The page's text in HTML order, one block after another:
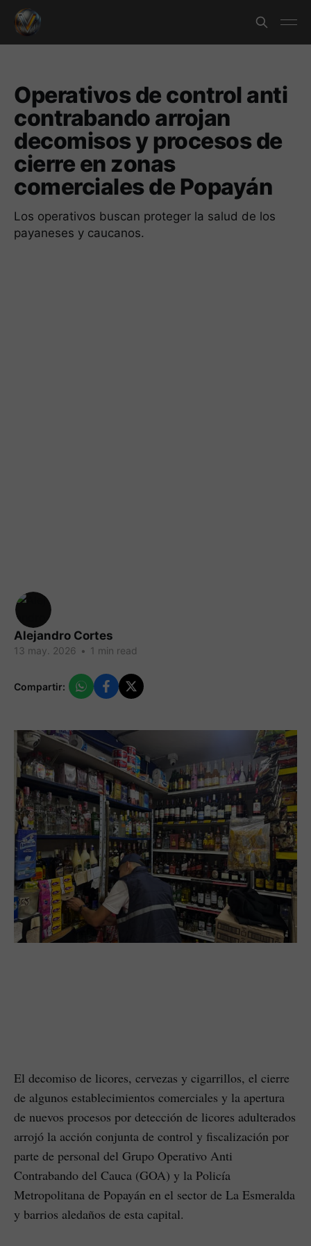
Operativos de control anti
contrabando arrojan
decomisos y procesos de
cierre en zonas
comerciales de Popayán
Los operativos buscan proteger la salud de los
payaneses y caucanos.
Alejandro Cortes
13 may. 2026 • 1 min read
Compartir:
El decomiso de licores, cervezas y cigarrillos, el cierre
de algunos establecimientos comerciales y la apertura
de nuevos procesos por detección de licores adulterados
arrojó la acción conjunta de control y fiscalización por
parte de personal del Grupo Operativo Anti
Contrabando del Cauca (GOA) y la Policía
Metropolitana de Popayán en el sector de La Esmeralda
y barrios aledaños de esta capital.